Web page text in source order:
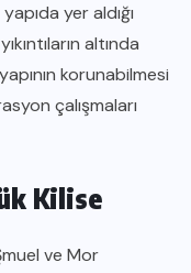
yer aldığı
altında
korunabilmesi
çalışmaları
Kilise
ve Mor